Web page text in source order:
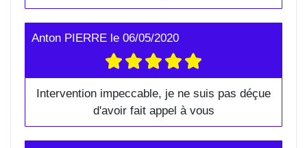
Anton PIERRE le 06/05/2020
Intervention impeccable, je ne suis pas déçue
d'avoir fait appel à vous